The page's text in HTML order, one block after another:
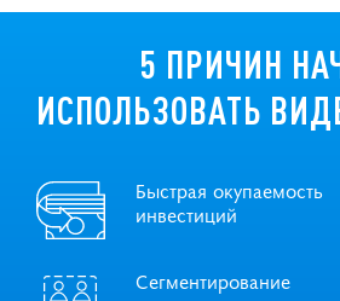
5 ПРИЧИН
ИСПОЛЬЗОВАТЬ
Быстрая окупаемость
инвестиций
Сегментирование